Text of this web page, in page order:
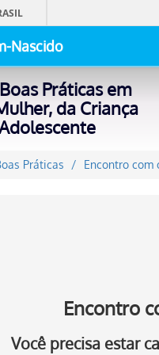
Nascido
Práticas em
da Criança
Práticas Encontro com
Encontro
Você precisa estar